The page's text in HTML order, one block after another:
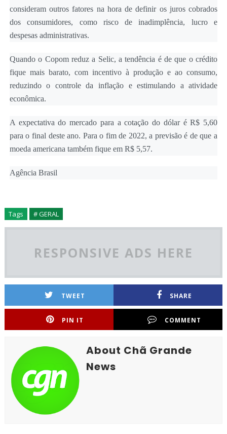
consideram outros fatores na hora de definir os juros cobrados
dos consumidores, como risco de inadimplência, lucro e
despesas administrativas.
Quando o Copom reduz a Selic, a tendência é de que o crédito
fique mais barato, com incentivo à produção e ao consumo,
reduzindo o controle da inflação e estimulando a atividade
econômica.
A expectativa do mercado para a cotação do dólar é R$ 5,60
para o final deste ano. Para o fim de 2022, a previsão é de que a
moeda americana também fique em R$ 5,57.
Agência Brasil
Tags # GERAL
RESPONSIVE ADS HERE
TWEET SHARE
PIN IT COMMENT
About Chã Grande
News